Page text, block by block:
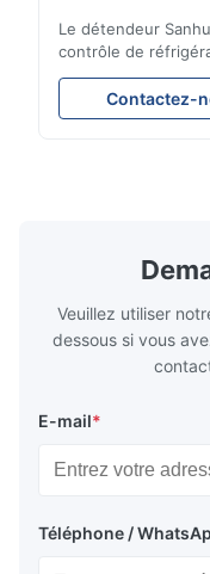
réfrigération de
Le détendeur
contrôle de
performance
réfrigération de
fourgonnettes
fonctionnement
Contactez-
Veuillez utiliser
dessous si vous
E-mail*
Téléphone /